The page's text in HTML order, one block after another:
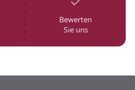
Bewerten
Sie uns